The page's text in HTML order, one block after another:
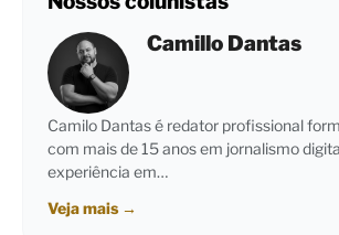
Camillo Dantas
Camilo Dantas é redator profissional
com mais de 15 anos em jornalismo
experiência em…
Veja mais →